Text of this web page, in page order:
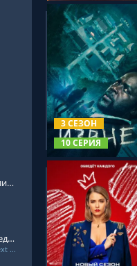
3 СЕЗОН
10 СЕРИЯ
СМОТРЕТЬ ОНЛАЙН
СМОТРЕТЬ ОНЛАЙН
Рики Джервейс: Уличные коты
Библиотекари: Следующая глава 2 сезон
The Librarians: The Next Chapter